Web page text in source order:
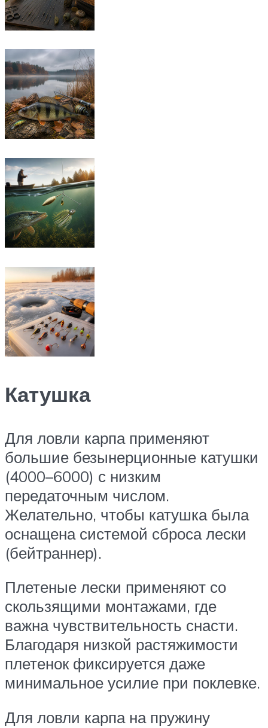
Катушка
Для ловли карпа применяют
большие безынерционные катушки
(4000–6000) с низким
передаточным числом.
Желательно, чтобы катушка была
оснащена системой сброса лески
(бейтраннер).
Плетеные лески применяют со
скользящими монтажами, где
важна чувствительность снасти.
Благодаря низкой растяжимости
плетенок фиксируется даже
минимальное усилие при поклевке.
Для ловли карпа на пружину